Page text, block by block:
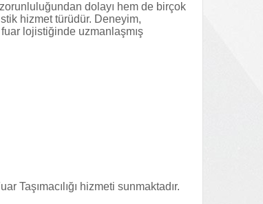
dolayı hem de birçok
hizmet türüdür. Deneyim,
lojistiğinde uzmanlaşmış
Taşımacılığı hizmeti sunmaktadır.